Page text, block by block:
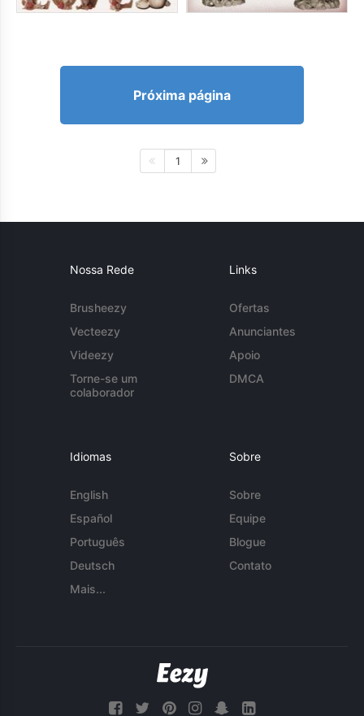
Próxima página
1
Nossa Rede
Brusheezy
Vecteezy
Videezy
Torne-se um
colaborador
Links
Ofertas
Anunciantes
Apoio
DMCA
Idiomas
English
Español
Português
Deutsch
Mais...
Sobre
Sobre
Equipe
Blogue
Contato